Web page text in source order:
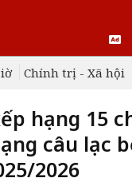
Chính trị - Xã hội
hạng 15
câu lạc
2026